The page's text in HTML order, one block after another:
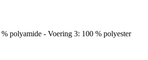
polyamide - Voering 3: 100 % polyester